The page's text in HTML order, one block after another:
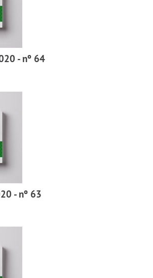
- nº 64
- nº 63